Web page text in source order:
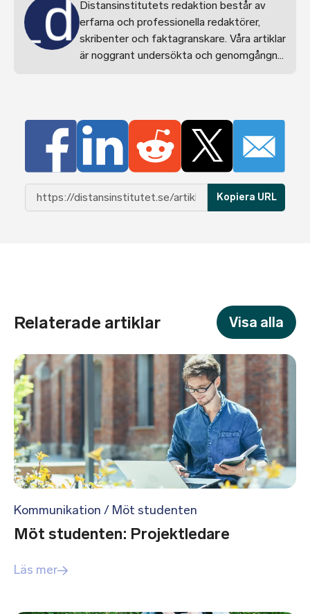
Distansinstitutets redaktion består av
erfarna och professionella redaktörer,
skribenter och faktagranskare. Våra artiklar
är noggrant undersökta och genomgångna
Kopiera URL
Relaterade artiklar Visa alla
Kommunikation / Möt studenten
Möt studenten: Projektledare
Läs mer